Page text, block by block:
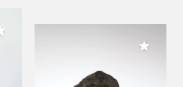
Meiner Sammlung hinzufügen
Meiner